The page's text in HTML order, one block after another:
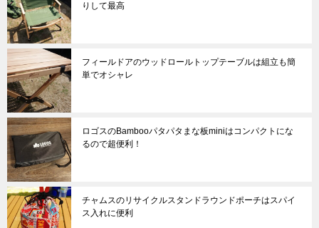
りして最高
フィールドアのウッドロールトップテーブルは組立も簡
単でオシャレ
ロゴスのBambooパタパタまな板miniはコンパクトにな
るので超便利！
チャムスのリサイクルスタンドラウンドポーチはスパイ
ス入れに便利